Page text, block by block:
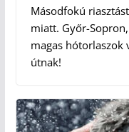
Másodfokú
miatt. Győr-
magas hótorlaszok
útnak!